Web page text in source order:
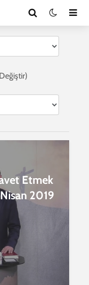
Değiştir)
Etmek
2019